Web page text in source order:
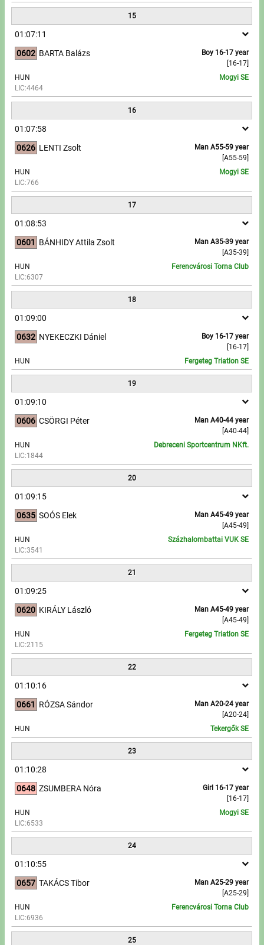
15
01:07:11
0602
Boy 16-17 year
[16-17]
BARTA Balázs
HUN
LIC:4464
Mogyi SE
16
01:07:58
0626
Man A55-59 year
[A55-59]
LENTI Zsolt
HUN
LIC:766
Mogyi SE
17
01:08:53
0601
Man A35-39 year
[A35-39]
BÁNHIDY Attila Zsolt
HUN
LIC:6307
Ferencvárosi Torna Club
18
01:09:00
0632
Boy 16-17 year
[16-17]
NYEKECZKI Dániel
HUN Fergeteg Triatlon SE
19
01:09:10
0606
Man A40-44 year
[A40-44]
CSÖRGI Péter
HUN
LIC:1844
Debreceni Sportcentrum NKft.
20
01:09:15
0635
Man A45-49 year
[A45-49]
SOÓS Elek
HUN
LIC:3541
Százhalombattai VUK SE
21
01:09:25
0620
Man A45-49 year
[A45-49]
KIRÁLY László
HUN
LIC:2115
Fergeteg Triatlon SE
22
01:10:16
0661
Man A20-24 year
[A20-24]
RÓZSA Sándor
HUN Tekergők SE
23
01:10:28
0648
Girl 16-17 year
[16-17]
ZSUMBERA Nóra
HUN
LIC:6533
Mogyi SE
24
01:10:55
0657
Man A25-29 year
[A25-29]
TAKÁCS Tibor
HUN
LIC:6936
Ferencvárosi Torna Club
25